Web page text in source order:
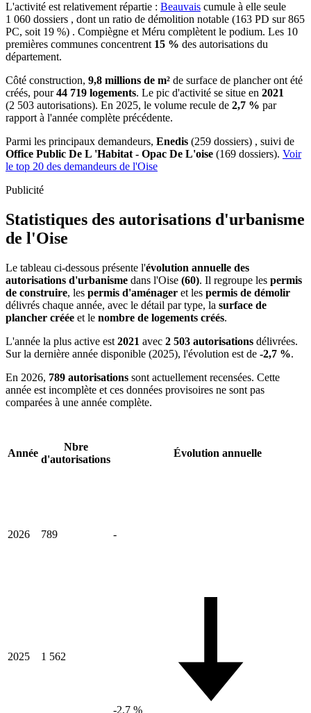
L'activité est relativement répartie : Beauvais cumule à elle seule
1 060 dossiers , dont un ratio de démolition notable (163 PD sur 865
PC, soit 19 %) . Compiègne et Méru complètent le podium. Les 10
premières communes concentrent 15 % des autorisations du
département.
Côté construction, 9,8 millions de m² de surface de plancher ont été
créés, pour44 719 logements. Le pic d'activité se situe en 2021
(2 503 autorisations). En 2025, le volume recule de 2,7 % par
rapport à l'année complète précédente.
Parmi les principaux demandeurs, Enedis (259 dossiers) , suivi de
Office Public De L 'Habitat - Opac De L'oise (169 dossiers). Voir
le top 20 des demandeurs de l'Oise
Publicité
Statistiques des autorisations d'urbanisme
de l'Oise
Le tableau ci-dessous présente l'évolution annuelle des
autorisations d'urbanisme dans l'Oise (60). Il regroupe les permis
de construire, les permis d'aménager et les permis de démolir
délivrés chaque année, avec le détail par type, la surface de
plancher créée et le nombre de logements créés.
L'année la plus active est 2021 avec 2 503 autorisations délivrées.
Sur la dernière année disponible (2025), l'évolution est de -2,7 %.
En 2026, 789 autorisations sont actuellement recensées. Cette
année est incomplète et ces données provisoires ne sont pas
comparées à une année complète.
Année
Nbre
d'autorisations
Évolution annuelle
2026 789 -
2025 1 562
-2,7 %